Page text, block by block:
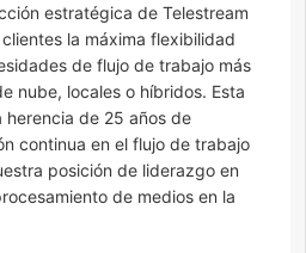
estratégica de Telestream
la máxima flexibilidad
de flujo de trabajo más
nube, locales o híbridos. Esta
de 25 años de
continua en el flujo de trabajo
posición de liderazgo en
de medios en la